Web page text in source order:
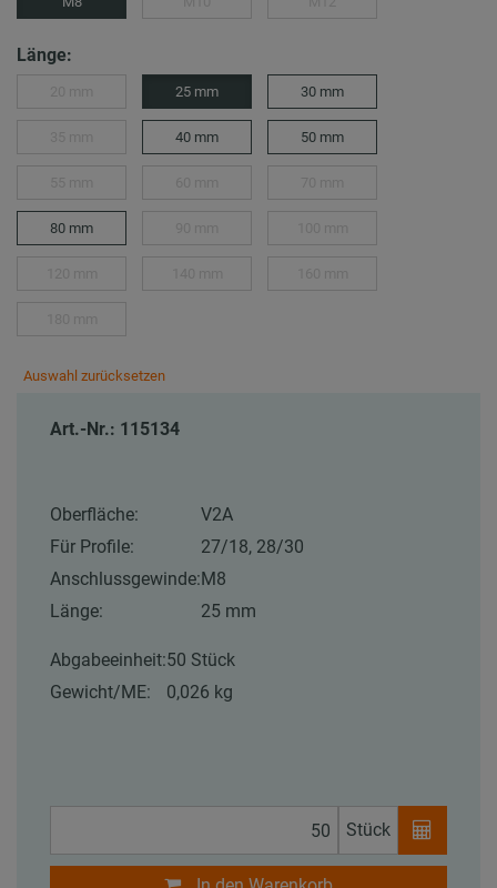
Länge:
25 mm 30 mm
40 mm 50 mm
80 mm
Auswahl zurücksetzen
Art.-Nr.: 115134
Oberfläche:
V2A
Für Profile:
27/18, 28/30
Anschlussgewinde:M8
Länge:
25 mm
Abgabeeinheit:50 Stück
Gewicht/ME:
0,026 kg
Stück